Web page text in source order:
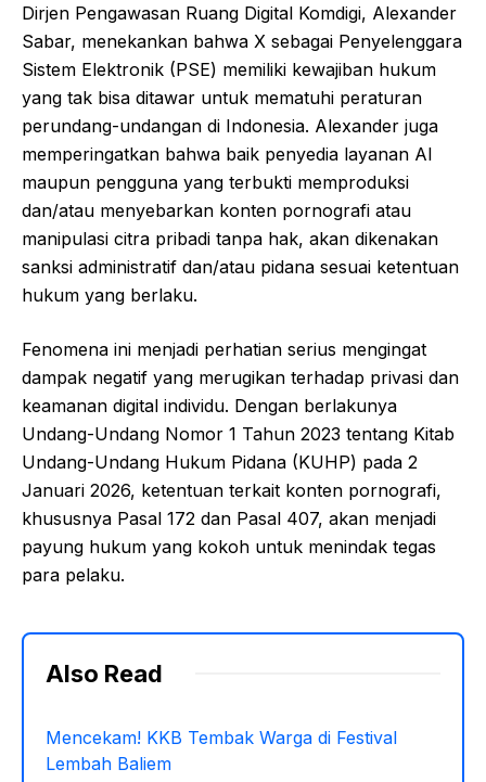
Dirjen Pengawasan Ruang Digital Komdigi, Alexander
Sabar, menekankan bahwa X sebagai Penyelenggara
Sistem Elektronik (PSE) memiliki kewajiban hukum
yang tak bisa ditawar untuk mematuhi peraturan
perundang-undangan di Indonesia. Alexander juga
memperingatkan bahwa baik penyedia layanan AI
maupun pengguna yang terbukti memproduksi
dan/atau menyebarkan konten pornografi atau
manipulasi citra pribadi tanpa hak, akan dikenakan
sanksi administratif dan/atau pidana sesuai ketentuan
hukum yang berlaku.
Fenomena ini menjadi perhatian serius mengingat
dampak negatif yang merugikan terhadap privasi dan
keamanan digital individu. Dengan berlakunya
Undang-Undang Nomor 1 Tahun 2023 tentang Kitab
Undang-Undang Hukum Pidana (KUHP) pada 2
Januari 2026, ketentuan terkait konten pornografi,
khususnya Pasal 172 dan Pasal 407, akan menjadi
payung hukum yang kokoh untuk menindak tegas
para pelaku.
Also Read
Mencekam! KKB Tembak Warga di Festival
Lembah Baliem